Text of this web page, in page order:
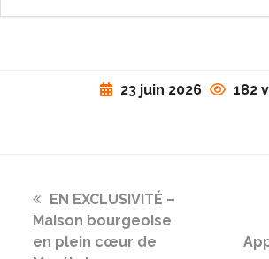
23 juin 2026 182
previous
post:
EN EXCLUSIVITÉ –
Maison bourgeoise
en plein cœur de